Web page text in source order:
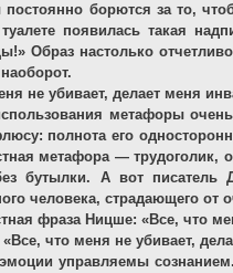
борются за то,
появилась такая
Образ настолько
не убивает, делает меня
метафоры
полнота его
метафора — трудоголик,
бутылки. А вот писатель
человека, страдающего от
фраза Ницше: «Все, что
что меня не убивает,
управляемы сознанием.